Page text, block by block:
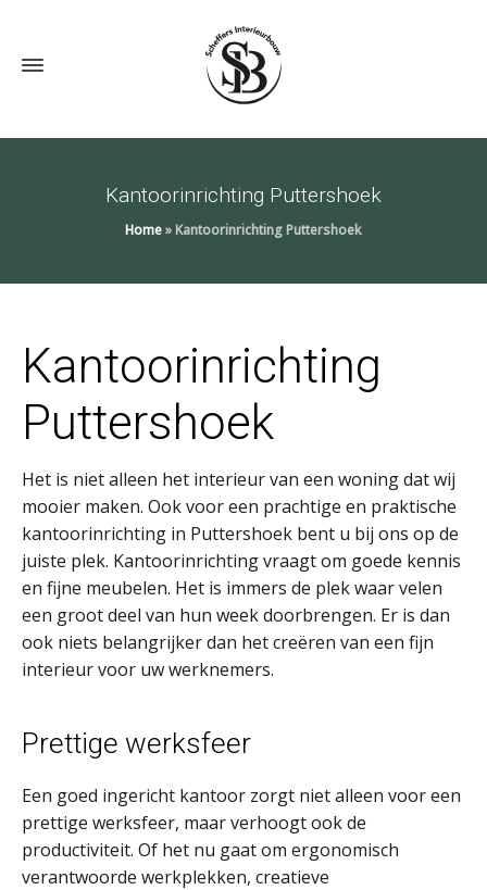
Kantoorinrichting Puttershoek
Home»Kantoorinrichting Puttershoek
Kantoorinrichting
Puttershoek
Het is niet alleen het interieur van een woning dat wij
mooier maken. Ook voor een prachtige en praktische
kantoorinrichting in Puttershoek bent u bij ons op de
juiste plek. Kantoorinrichting vraagt om goede kennis
en fijne meubelen. Het is immers de plek waar velen
een groot deel van hun week doorbrengen. Er is dan
ook niets belangrijker dan het creëren van een fijn
interieur voor uw werknemers.
Prettige werksfeer
Een goed ingericht kantoor zorgt niet alleen voor een
prettige werksfeer, maar verhoogt ook de
productiviteit. Of het nu gaat om ergonomisch
verantwoorde werkplekken, creatieve